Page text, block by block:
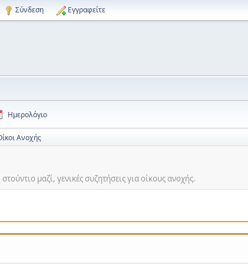
Σύνδεση Εγγραφείτε
Ημερολόγιο
Ανοχής
μαζί, γενικές συζητήσεις για οίκους ανοχής.